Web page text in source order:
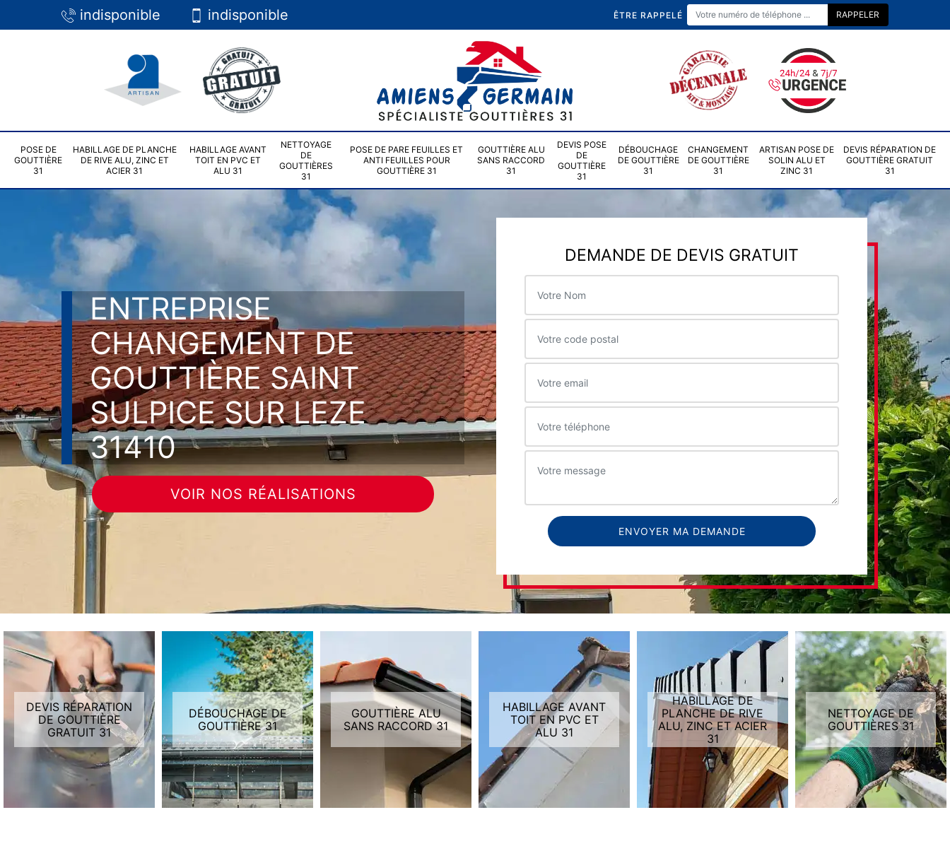
indisponible indisponible ÊTRE RAPPELÉ
POSE DE
GOUTTIÈRE
31
HABILLAGE DE PLANCHE
DE RIVE ALU, ZINC ET
ACIER 31
HABILLAGE AVANT
TOIT EN PVC ET
ALU 31
NETTOYAGE
DE
GOUTTIÈRES
31
POSE DE PARE FEUILLES ET
ANTI FEUILLES POUR
GOUTTIÈRE 31
GOUTTIÈRE ALU
SANS RACCORD
31
DEVIS POSE
DE
GOUTTIÈRE
31
DÉBOUCHAGE
DE GOUTTIÈRE
31
CHANGEMENT
DE GOUTTIÈRE
31
ARTISAN POSE DE
SOLIN ALU ET
ZINC 31
DEVIS RÉPARATION DE
GOUTTIÈRE GRATUIT
31
ENTREPRISE
CHANGEMENT DE
GOUTTIÈRE SAINT
SULPICE SUR LEZE
31410
VOIR NOS RÉALISATIONS
DEMANDE DE DEVIS GRATUIT
DEVIS RÉPARATION
DE GOUTTIÈRE
GRATUIT 31
DÉBOUCHAGE DE
GOUTTIÈRE 31
GOUTTIÈRE ALU
SANS RACCORD 31
HABILLAGE AVANT
TOIT EN PVC ET
ALU 31
HABILLAGE DE
PLANCHE DE RIVE
ALU, ZINC ET ACIER
31
NETTOYAGE DE
GOUTTIÈRES 31